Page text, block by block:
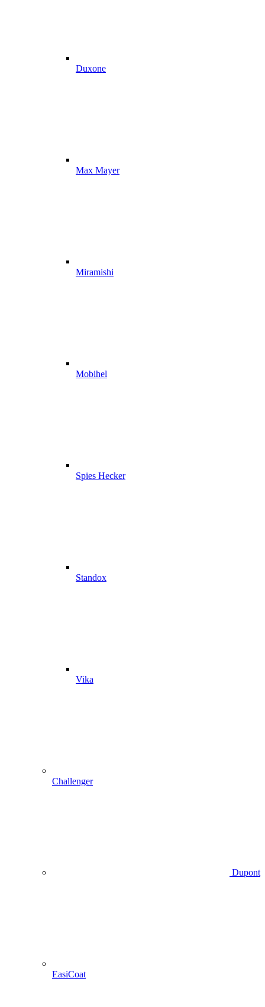
Duxone
Max Mayer
Miramishi
Mobihel
Spies Hecker
Standox
Vika
Challenger
Dupont
EasiCoat